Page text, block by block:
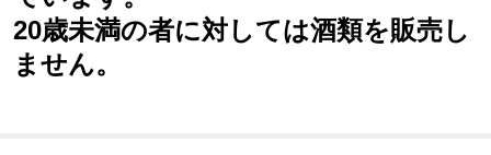
20歳未満の者に対しては酒類を販売し
ません。